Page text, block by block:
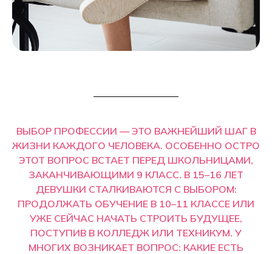
ВЫБОР ПРОФЕССИИ — ЭТО ВАЖНЕЙШИЙ ШАГ В
ЖИЗНИ КАЖДОГО ЧЕЛОВЕКА. ОСОБЕННО ОСТРО
ЭТОТ ВОПРОС ВСТАЕТ ПЕРЕД ШКОЛЬНИЦАМИ,
ЗАКАНЧИВАЮЩИМИ 9 КЛАСС. В 15–16 ЛЕТ
ДЕВУШКИ СТАЛКИВАЮТСЯ С ВЫБОРОМ:
ПРОДОЛЖАТЬ ОБУЧЕНИЕ В 10–11 КЛАССЕ ИЛИ
УЖЕ СЕЙЧАС НАЧАТЬ СТРОИТЬ БУДУЩЕЕ,
ПОСТУПИВ В КОЛЛЕДЖ ИЛИ ТЕХНИКУМ. У
МНОГИХ ВОЗНИКАЕТ ВОПРОС: КАКИЕ ЕСТЬ